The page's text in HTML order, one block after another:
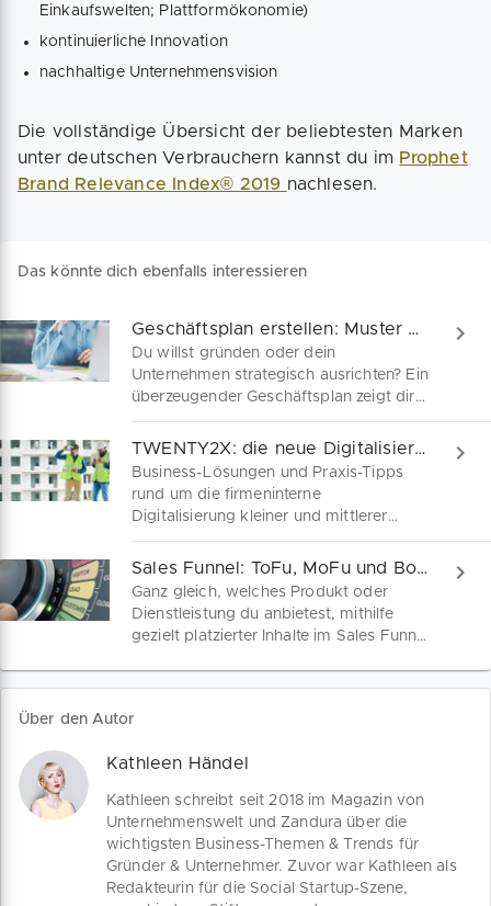
Einkaufswelten; Plattformökonomie)
kontinuierliche Innovation
nachhaltige Unternehmensvision
Die vollständige Übersicht der beliebtesten Marken
unter deutschen Verbrauchern kannst du im Prophet
Brand Relevance Index® 2019 nachlesen.
Das könnte dich ebenfalls interessieren
Geschäftsplan erstellen: Muster & Vorlagen
Du willst gründen oder dein
Unternehmen strategisch ausrichten? Ein
überzeugender Geschäftsplan zeigt dir
Chancen, Risiken und den besten Weg
zum Erfolg. Mit Tipps, Vorlagen und
Beispielen gelingt dir der perfekte
Businessplan – Schritt für Schritt.
TWENTY2X: die neue Digitalisierungsmesse ab März 2020 in Hannover
Business-Lösungen und Praxis-Tipps
rund um die firmeninterne
Digitalisierung kleiner und mittlerer
Unternehmen stehen im Fokus der
neuen Digitalisierungsmesse
TWENTY2X, die 2020 erstmals in
Hannover stattfinden wird. IT-
Entscheider kleiner und mittlerer
Unternehmen sind hierzu vom 17.-19.
März 2020 ins Convention Center
eingeladen.
Sales Funnel: ToFu, MoFu und BoFu einfach erklärt
Ganz gleich, welches Produkt oder
Dienstleistung du anbietest, mithilfe
gezielt platzierter Inhalte im Sales Funnel
hier die Kaufentscheidung deiner
Kunden beeinflusst.
Über den Autor
Kathleen Händel
Kathleen schreibt seit 2018 im Magazin von
Unternehmenswelt und Zandura über die
wichtigsten Business-Themen & Trends für
Gründer & Unternehmer. Zuvor war Kathleen als
Redakteurin für die Social Startup-Szene,